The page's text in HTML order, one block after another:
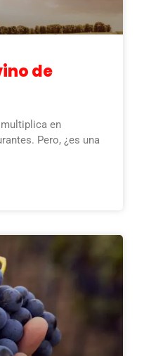
de
en
Pero, ¿es una